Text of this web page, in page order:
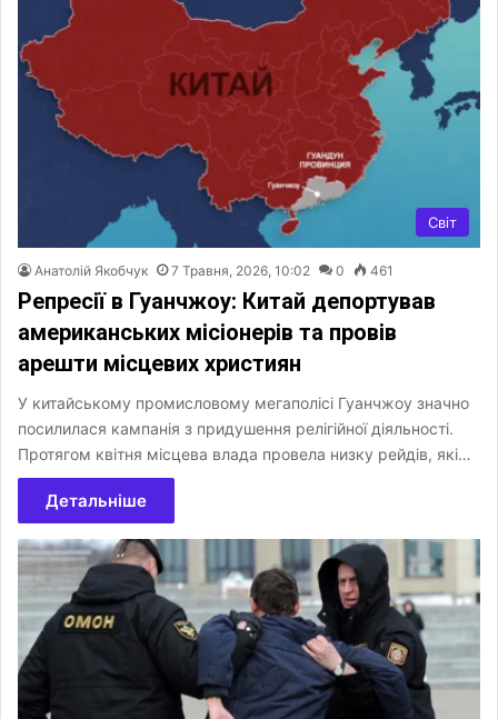
Світ
Анатолій Якобчук 7 Травня, 2026, 10:02 0 461
Репресії в Гуанчжоу: Китай депортував
американських місіонерів та провів
арешти місцевих християн
У китайському промисловому мегаполісі Гуанчжоу значно
посилилася кампанія з придушення релігійної діяльності.
Протягом квітня місцева влада провела низку рейдів, які…
Детальніше